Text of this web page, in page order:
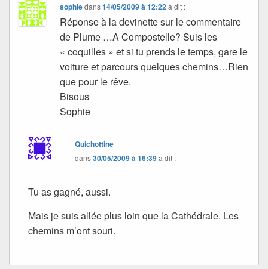
sophiedans14/05/2009 à 12:22 a dit :
Réponse à la devinette sur le commentaire
de Plume …A Compostelle? Suis les
« coquilles » et si tu prends le temps, gare le
voiture et parcours quelques chemins…Rien
que pour le rêve.
Bisous
Sophie
Quichottine
dans30/05/2009 à 16:39a dit :
Tu as gagné, aussi.
Mais je suis allée plus loin que la Cathédrale. Les
chemins m’ont souri.